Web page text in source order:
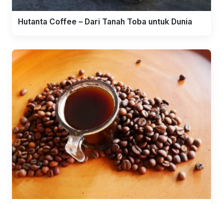
Hutanta Coffee – Dari Tanah Toba untuk Dunia